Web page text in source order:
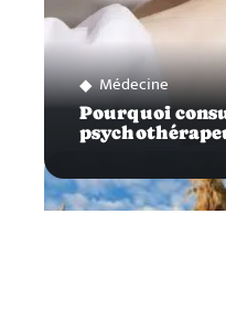
Médecine
Pourquoi